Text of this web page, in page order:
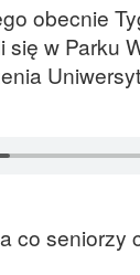
obecnie
się w Parku
co seniorzy